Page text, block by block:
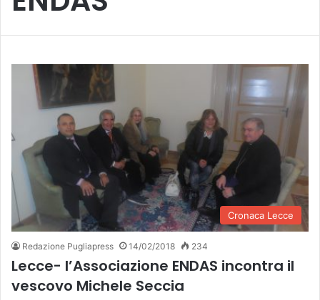
Cronaca Lecce
Redazione Pugliapress 14/02/2018 234
Lecce- l’Associazione ENDAS incontra il
vescovo Michele Seccia